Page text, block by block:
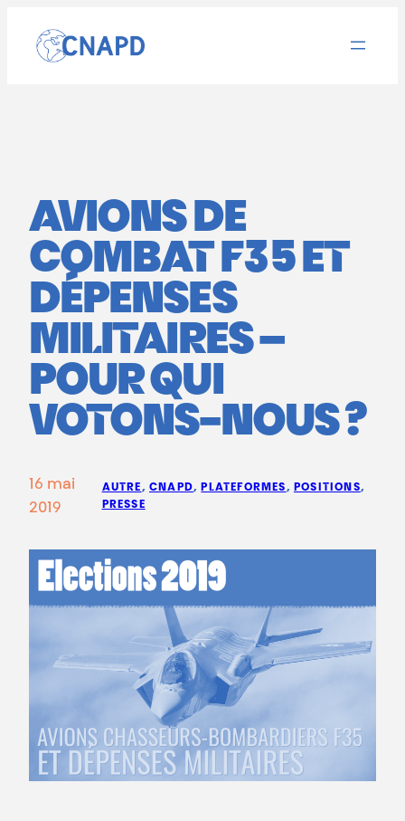
contenu
AVIONS DE
COMBAT F35 ET
DÉPENSES
MILITAIRES –
POUR QUI
VOTONS-NOUS ?
16 mai
2019
AUTRE, CNAPD, PLATEFORMES, POSITIONS
PRESSE